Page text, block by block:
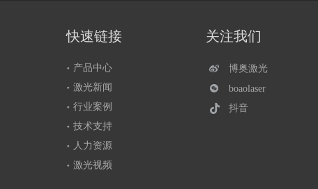
快速链接
产品中心
激光新闻
行业案例
技术支持
人力资源
激光视频
关注我们
博奥激光
boaolaser
抖音